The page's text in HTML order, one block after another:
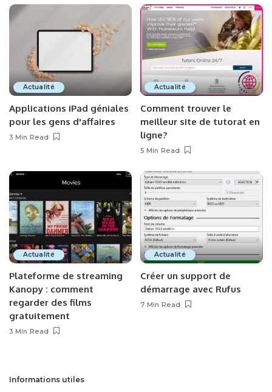
Actualité
Applications iPad géniales
pour les gens d'affaires
3 Min Read
Actualité
Comment trouver le
meilleur site de tutorat en
ligne?
5 Min Read
Actualité
Plateforme de streaming
Kanopy : comment
regarder des films
gratuitement
3 Min Read
Actualité
Créer un support de
démarrage avec Rufus
7 Min Read
Informations utiles